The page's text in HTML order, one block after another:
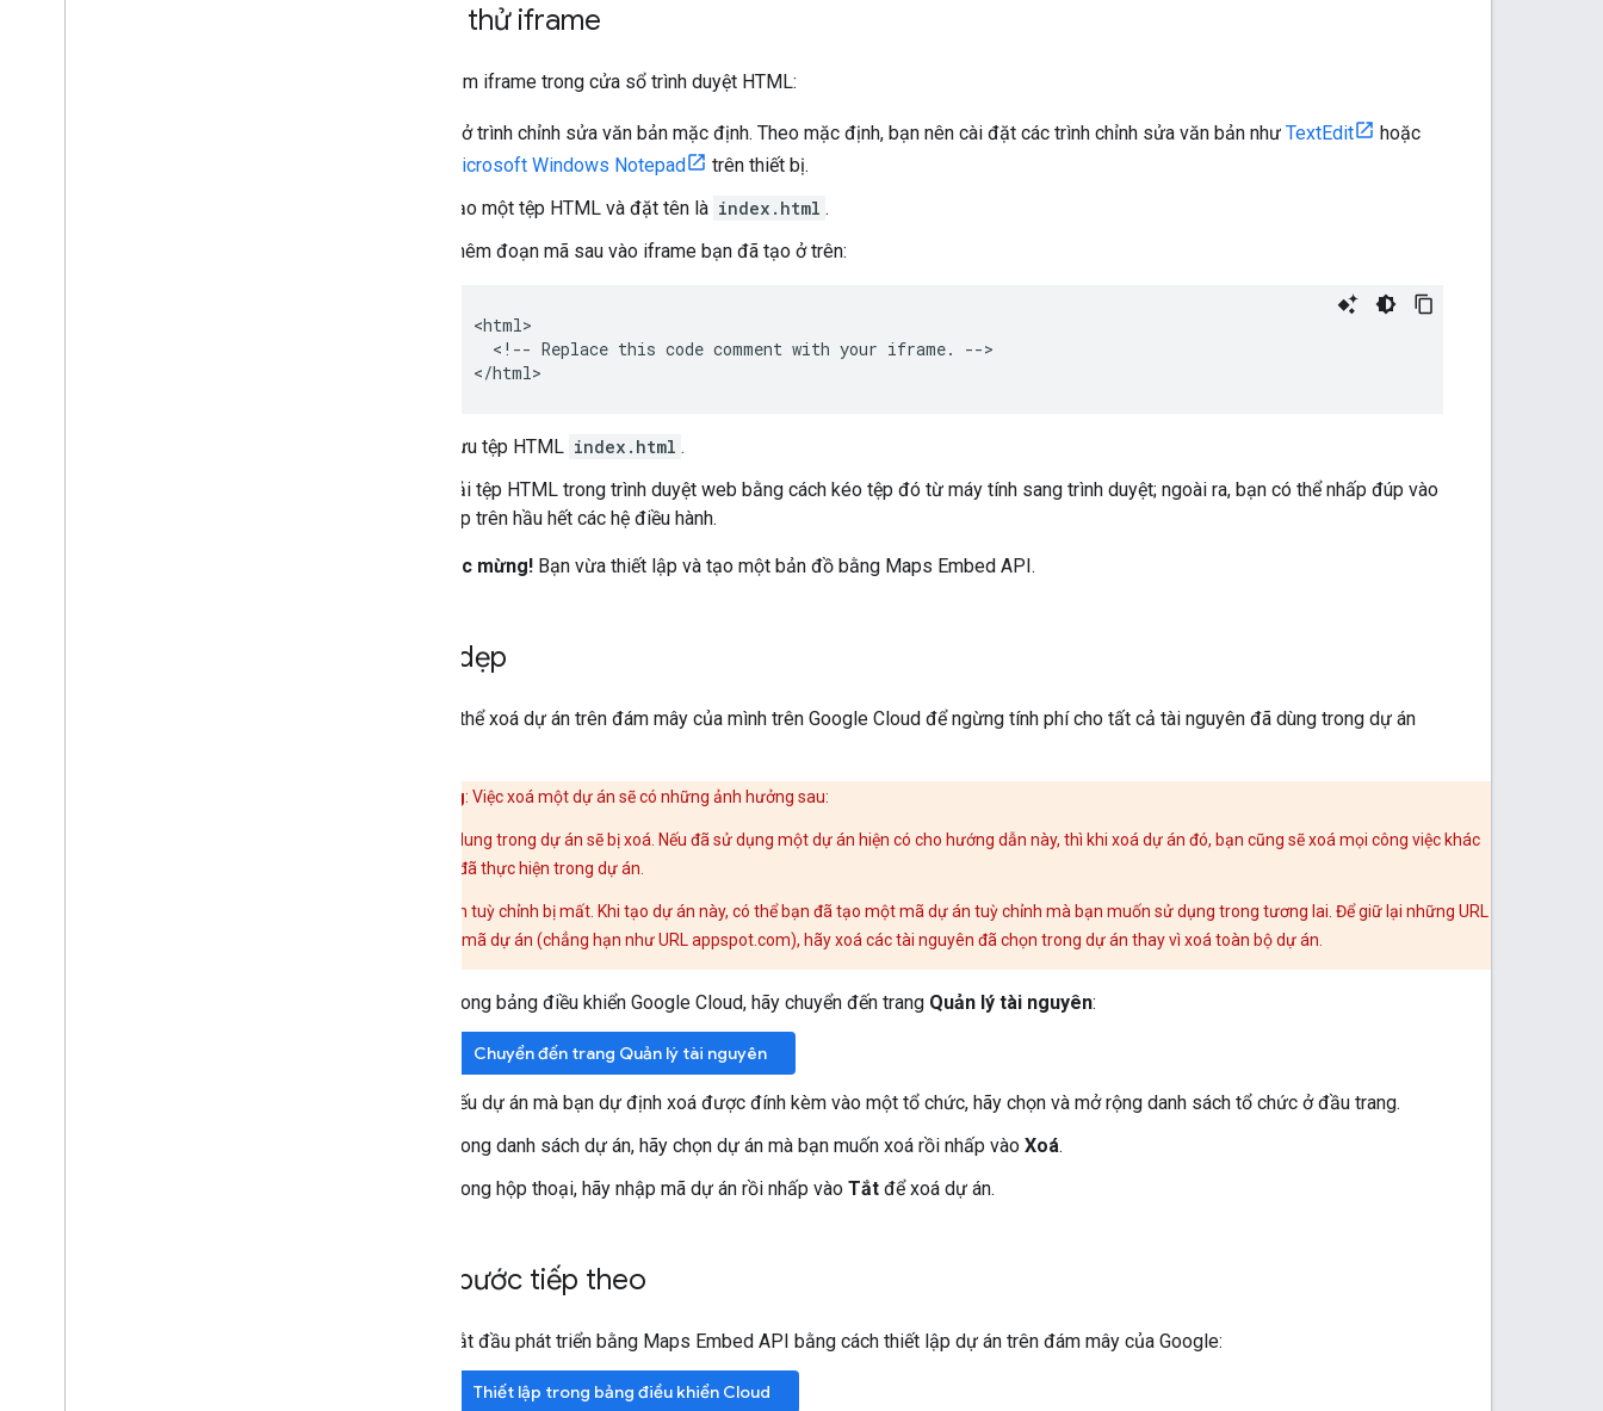
Kiểm thử iframe
Cách xem iframe trong cửa sổ trình duyệt HTML:
Mở trình chỉnh sửa văn bản mặc định. Theo mặc định, bạn nên cài đặt các trình chỉnh sửa văn bản như TextEdit
hoặc
Microsoft Windows Notepad
trên thiết bị.
Tạo một tệp HTML và đặt tên là index.html .
Thêm đoạn mã sau vào iframe bạn đã tạo ở trên:
<html>
  <!-- Replace this code comment with your iframe. -->
Lưu tệp HTML index.html .
Tải tệp HTML trong trình duyệt web bằng cách kéo tệp đó từ máy tính sang trình duyệt; ngoài ra, bạn có thể nhấp đúp vào
tệp trên hầu hết các hệ điều hành.
Xin chúc mừng! Bạn vừa thiết lập và tạo một bản đồ bằng Maps Embed API.
Dọn dẹp
Bạn có thể xoá dự án trên đám mây của mình trên Google Cloud để ngừng tính phí cho tất cả tài nguyên đã dùng trong dự án
Thận trọng: Việc xoá một dự án sẽ có những ảnh hưởng sau:
Mọi nội dung trong dự án sẽ bị xoá. Nếu đã sử dụng một dự án hiện có cho hướng dẫn này, thì khi xoá dự án đó, bạn cũng sẽ xoá mọi công việc khác
mà bạn đã thực hiện trong dự án.
Mã dự án tuỳ chỉnh bị mất. Khi tạo dự án này, có thể bạn đã tạo một mã dự án tuỳ chỉnh mà bạn muốn sử dụng trong tương lai. Để giữ lại những URL
sử dụng mã dự án (chẳng hạn như URL appspot.com), hãy xoá các tài nguyên đã chọn trong dự án thay vì xoá toàn bộ dự án.
Trong bảng điều khiển Google Cloud, hãy chuyển đến trang Quản lý tài nguyên:
Chuyển đến trang Quản lý tài nguyên
Nếu dự án mà bạn dự định xoá được đính kèm vào một tổ chức, hãy chọn và mở rộng danh sách tổ chức ở đầu trang.
Trong danh sách dự án, hãy chọn dự án mà bạn muốn xoá rồi nhấp vào Xoá.
Trong hộp thoại, hãy nhập mã dự án rồi nhấp vào Tắt để xoá dự án.
Các bước tiếp theo
Bắt đầu phát triển bằng Maps Embed API bằng cách thiết lập dự án trên đám mây của Google:
Thiết lập trong bảng điều khiển Cloud